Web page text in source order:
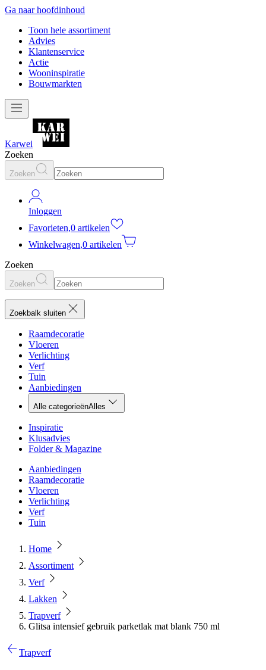
Ga naar hoofdinhoud
Toon hele assortiment
Advies
Klantenservice
Actie
Wooninspiratie
Bouwmarkten
Karwei
Zoeken
Zoeken
Inloggen
Favorieten,0 artikelen
Winkelwagen,0 artikelen
Zoeken
Zoeken
Zoekbalk sluiten
Raamdecoratie
Vloeren
Verlichting
Verf
Tuin
Aanbiedingen
Alle categorieënAlles
Inspiratie
Klusadvies
Folder & Magazine
Aanbiedingen
Raamdecoratie
Vloeren
Verlichting
Verf
Tuin
Home
Assortiment
Verf
Lakken
Trapverf
Glitsa intensief gebruik parketlak mat blank 750 ml
Trapverf